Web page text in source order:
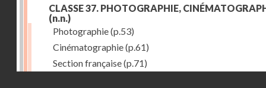
CLASSE 37. PHOTOGRAPHIE,
(n.n.)
Photographie(p.53)
Cinématographie(p.61)
Section française(p.71)